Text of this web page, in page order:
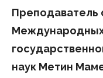
Преподаватель
наук Метин